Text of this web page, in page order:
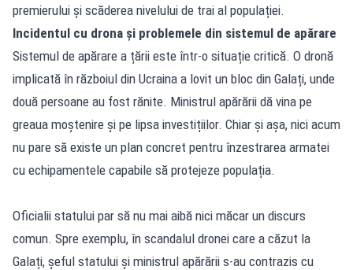
premierului și scăderea nivelului de trai al populației.
Incidentul cu drona și problemele din sistemul de apărare
Sistemul de apărare a țării este într-o situație critică. O dronă
implicată în războiul din Ucraina a lovit un bloc din Galați, unde
două persoane au fost rănite. Ministrul apărării dă vina pe
greaua moștenire și pe lipsa investițiilor. Chiar și așa, nici acum
nu pare să existe un plan concret pentru înzestrarea armatei
cu echipamentele capabile să protejeze populația.
Oficialii statului par să nu mai aibă nici măcar un discurs
comun. Spre exemplu, în scandalul dronei care a căzut la
Galați, șeful statului și ministrul apărării s-au contrazis cu